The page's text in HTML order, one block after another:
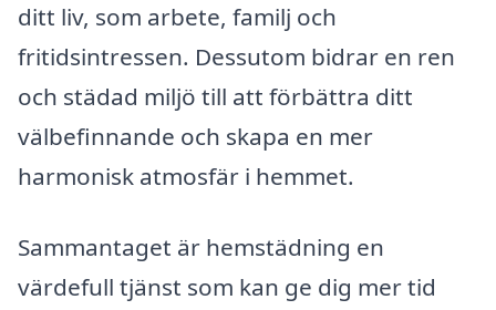
ditt liv, som arbete, familj och
fritidsintressen. Dessutom bidrar en ren
och städad miljö till att förbättra ditt
välbefinnande och skapa en mer
harmonisk atmosfär i hemmet.
Sammantaget är hemstädning en
värdefull tjänst som kan ge dig mer tid